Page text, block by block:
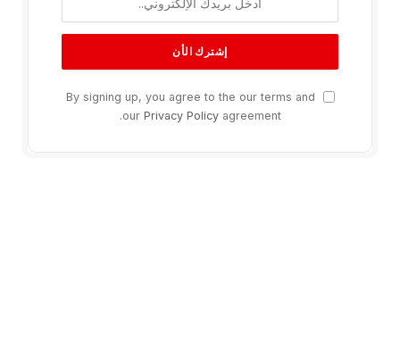
By signing up, you agree to the our terms and
our Privacy Policyagreement.